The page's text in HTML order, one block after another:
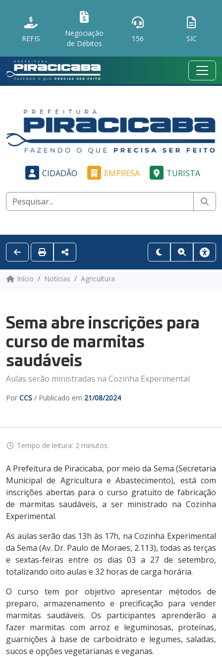
REFIS
Negociação
de Débitos
156 SIC
CIDADÃO EMPRESA TURISTA
Início Notícias Agricultura
Sema abre inscrições para
curso de marmitas
saudáveis
Aulas serão ministradas na Cozinha Experimental
Por CCS / Publicado em 21/08/2024
Tempo de leitura: 2 minutos.
A Prefeitura de Piracicaba, por meio da Sema (Secretaria
Municipal de Agricultura e Abastecimento), está com
inscrições abertas para o curso gratuito de fabricação
de marmitas saudáveis, a ser ministrado na Cozinha
Experimental.
As aulas serão das 13h às 17h, na Cozinha Experimental
da Sema (Av. Dr. Paulo de Moraes, 2.113), todas as terças
e sextas-feiras entre os dias 03 a 27 de setembro,
totalizando oito aulas e 32 horas de carga horária.
O curso tem por objetivo apresentar métodos de
preparo, armazenamento e precificação para vender
marmitas saudáveis. Os participantes aprenderão a
fazer marmitas com arroz e leguminosas, proteínas,
guarnições à base de carboidrato e legumes, saladas,
sucos e opções vegetarianas e veganas.